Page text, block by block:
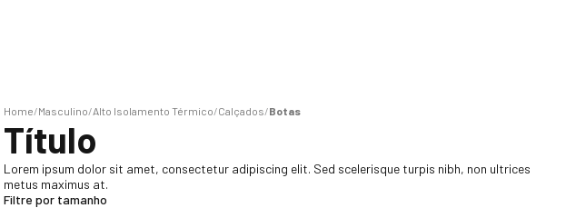
Masculino Alto Isolamento Térmico Calçados Botas
Título
Lorem ipsum dolor sit amet, consectetur adipiscing elit. Sed scelerisque turpis nibh, non ultrices
metus maximus at.
Filtre por tamanho